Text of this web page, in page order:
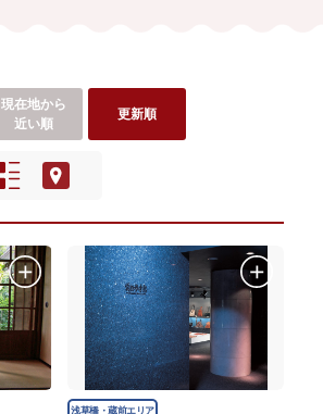
現在地から
近い順
更新順
浅草橋・蔵前エリア